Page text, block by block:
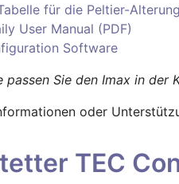
für die Peltier-
User Manual (PDF)
Software
passen Sie den Imax in der
oder
TEC